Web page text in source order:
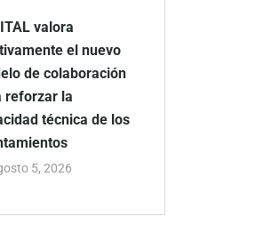
valora
el nuevo
de colaboración
reforzar la
técnica de los
5, 2026